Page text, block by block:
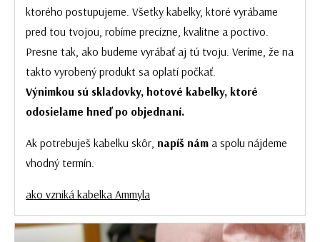
ktorého postupujeme. Všetky kabelky, ktoré vyrábame
pred tou tvojou, robíme precízne, kvalitne a poctivo.
Presne tak, ako budeme vyrábať aj tú tvoju. Veríme, že na
takto vyrobený produkt sa oplatí počkať.
Výnimkou sú skladovky, hotové kabelky, ktoré
odosielame hneď po objednaní.
Ak potrebuješ kabelku skôr, napíš nám a spolu nájdeme
vhodný termín.
ako vzniká kabelka Ammyla